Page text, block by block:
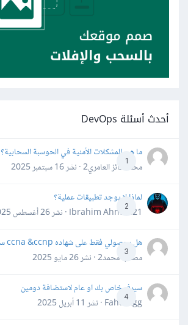
أحدث أسئلة DevOps
1
ما هي المشكلات الأمنية في الحوسبة السحابية؟
محمد فائز العامري2 · نشر
16 سبتمبر 2025
2
لماذا لا يوجد تطبيقات عملية؟
Ibrahim Ahmed21 · نشر
26 أغسطس 2025
3
هل بحصولي فقط على شهاده ccna &ccnp ساجد عمل
مصعب محمد2 · نشر
26 مايو 2025
4
سيرفر خاص بك او عام لاستضافة دومين
Fahd Ggg · نشر
11 أبريل 2025